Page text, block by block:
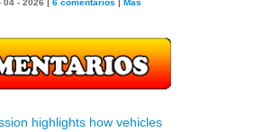
04 - 2026 | 6 comentarios | Más
highlights how vehicles